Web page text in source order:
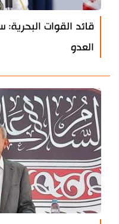
قائد القوات
العدو